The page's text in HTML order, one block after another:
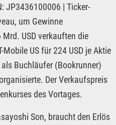
JP3436100006 | Ticker-
um Gewinne
USD verkauften die
US für 224 USD je Aktie
Buchläufer (Bookrunner)
Der Verkaufspreis
des Vortages.
Son, braucht den Erlös